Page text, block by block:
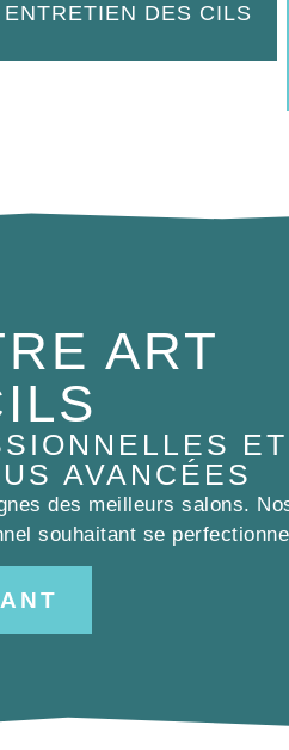
ENTRETIEN DES CILS
ART
ET
AVANCÉES
des meilleurs salons.
souhaitant se